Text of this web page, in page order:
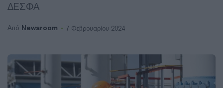
ΔΕΣΦΑ
Από Newsroom 7 Φεβρουαρίου 2024